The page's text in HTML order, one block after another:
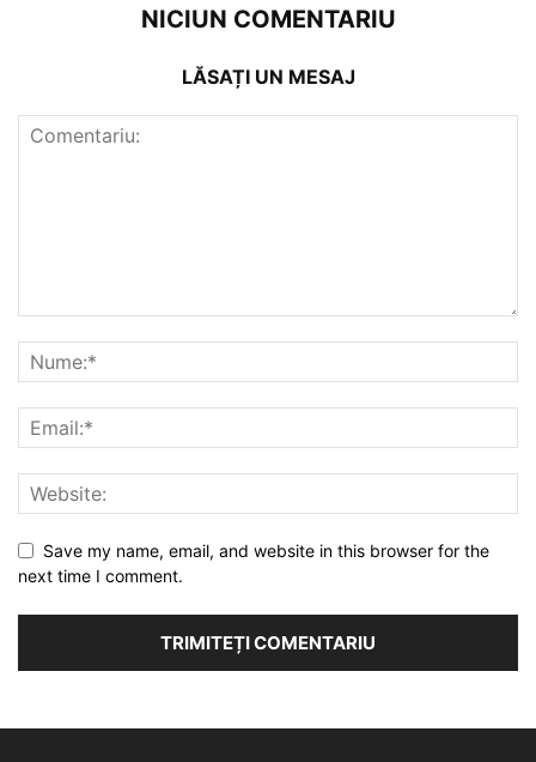
NICIUN COMENTARIU
LĂSAȚI UN MESAJ
Save my name, email, and website in this browser for the
next time I comment.